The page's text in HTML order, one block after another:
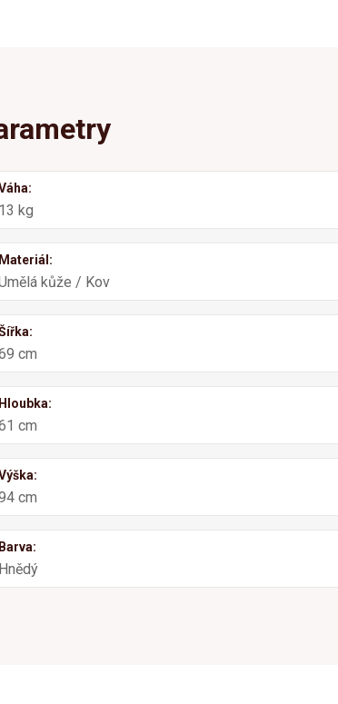
13 kg
Materiál:
kůže / Kov
cm
Hloubka:
cm
cm
Barva:
Hnědý